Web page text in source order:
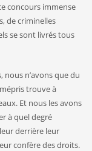
concours immense
de criminelles
se sont livrés tous
n’avons que du
trouve à
Et nous les avons
à quel degré
derrière leur
confère des droits.